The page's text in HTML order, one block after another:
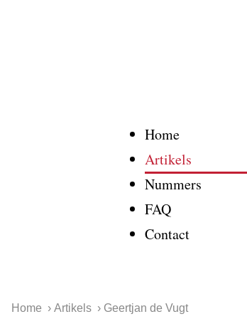
Home
Artikels
Nummers
FAQ
Contact
Home Artikels Geertjan de Vugt